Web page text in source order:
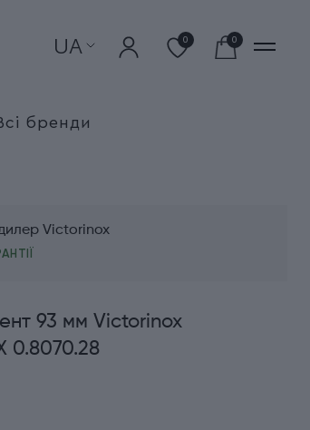
UA 0 0
бренди
Victorinox
93 мм Victorinox
0.8070.28